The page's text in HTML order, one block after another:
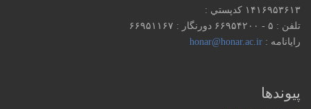
۱۴۱۶۹۵۳۶۱۳ كدپستي :
تلفن : ۵ - ۶۶۹۵۴۲۰۰ دورنگار : ۶۶۹۵۱۱۶۷
رایانامه :honar@honar.ac.ir
پیوندها